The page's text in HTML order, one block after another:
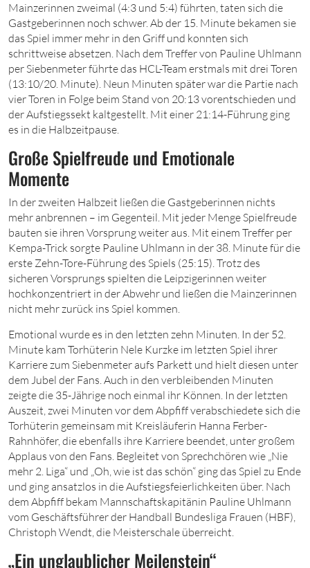
Mainzerinnen zweimal (4:3 und 5:4) führten, taten sich die
Gastgeberinnen noch schwer. Ab der 15. Minute bekamen sie
das Spiel immer mehr in den Griff und konnten sich
schrittweise absetzen. Nach dem Treffer von Pauline Uhlmann
per Siebenmeter führte das HCL-Team erstmals mit drei Toren
(13:10/20. Minute). Neun Minuten später war die Partie nach
vier Toren in Folge beim Stand von 20:13 vorentschieden und
der Aufstiegssekt kaltgestellt. Mit einer 21:14-Führung ging
es in die Halbzeitpause.
Große Spielfreude und Emotionale
Momente
In der zweiten Halbzeit ließen die Gastgeberinnen nichts
mehr anbrennen – im Gegenteil. Mit jeder Menge Spielfreude
bauten sie ihren Vorsprung weiter aus. Mit einem Treffer per
Kempa-Trick sorgte Pauline Uhlmann in der 38. Minute für die
erste Zehn-Tore-Führung des Spiels (25:15). Trotz des
sicheren Vorsprungs spielten die Leipzigerinnen weiter
hochkonzentriert in der Abwehr und ließen die Mainzerinnen
nicht mehr zurück ins Spiel kommen.
Emotional wurde es in den letzten zehn Minuten. In der 52.
Minute kam Torhüterin Nele Kurzke im letzten Spiel ihrer
Karriere zum Siebenmeter aufs Parkett und hielt diesen unter
dem Jubel der Fans. Auch in den verbleibenden Minuten
zeigte die 35-Jährige noch einmal ihr Können. In der letzten
Auszeit, zwei Minuten vor dem Abpfiff verabschiedete sich die
Torhüterin gemeinsam mit Kreisläuferin Hanna Ferber-
Rahnhöfer, die ebenfalls ihre Karriere beendet, unter großem
Applaus von den Fans. Begleitet von Sprechchören wie „Nie
mehr 2. Liga“ und „Oh, wie ist das schön“ ging das Spiel zu Ende
und ging ansatzlos in die Aufstiegsfeierlichkeiten über. Nach
dem Abpfiff bekam Mannschaftskapitänin Pauline Uhlmann
vom Geschäftsführer der Handball Bundesliga Frauen (HBF),
Christoph Wendt, die Meisterschale überreicht.
„Ein unglaublicher Meilenstein“